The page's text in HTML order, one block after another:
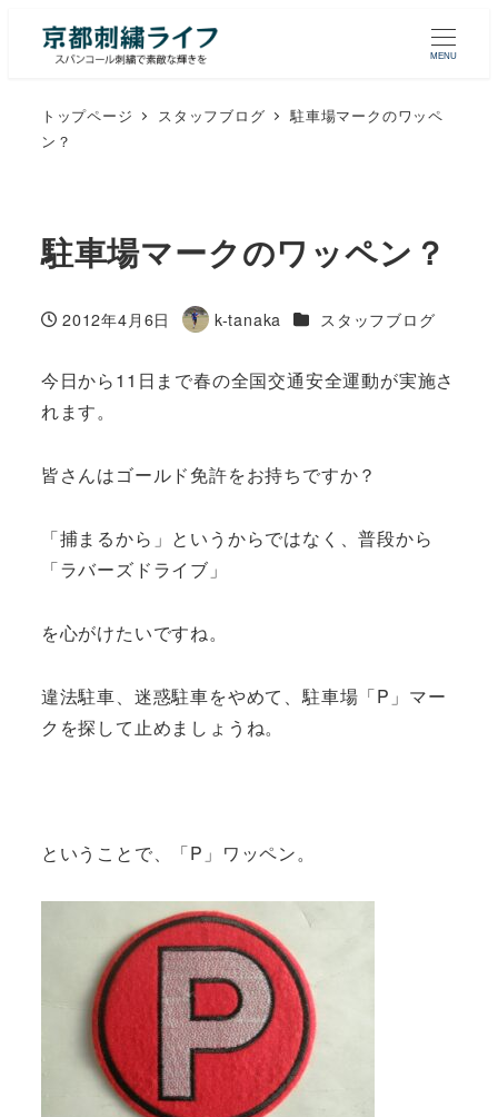
MENU
トップページ スタッフブログ
駐車場マークのワッペ
ン？
駐車場マークのワッペン？
投稿日
2012年4月6日
著
k-tanaka カテゴリー
スタッフブログ
今日から11日まで春の全国交通安全運動が実施さ
れます。
皆さんはゴールド免許をお持ちですか？
「捕まるから」というからではなく、普段から
「ラバーズドライブ」
を心がけたいですね。
違法駐車、迷惑駐車をやめて、駐車場「P」マー
クを探して止めましょうね。
ということで、「P」ワッペン。